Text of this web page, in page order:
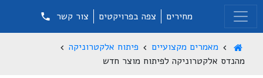
מחירים צפה בפרויקטים צור קשר
מאמרים מקצועיים
פיתוח אלקטרוניקה
מהנדס אלקטרוניקה לפיתוח מוצר חדש